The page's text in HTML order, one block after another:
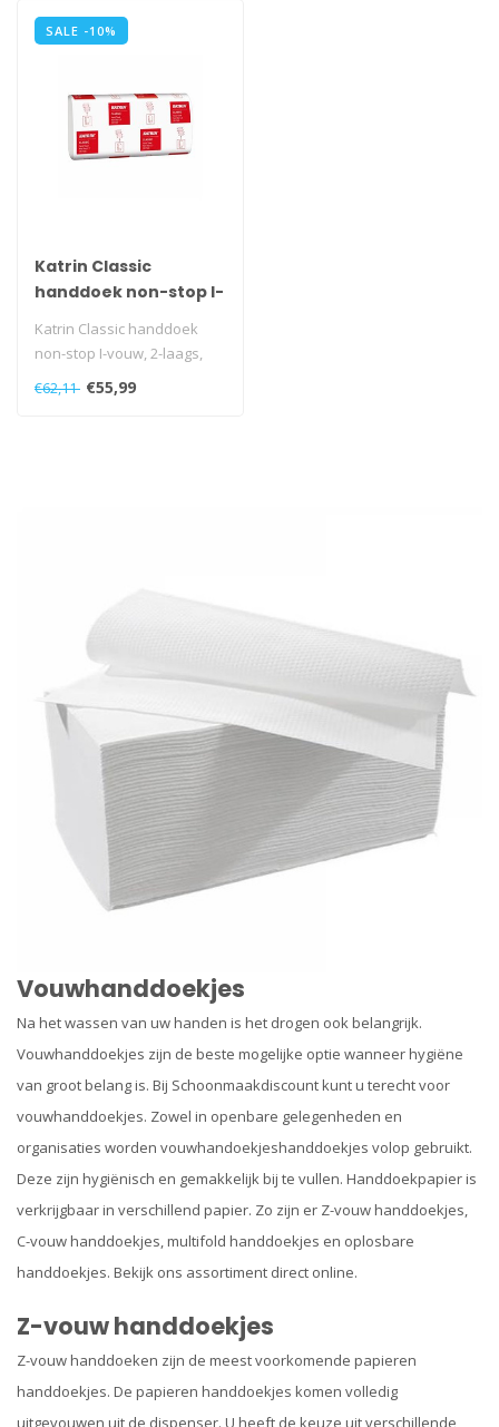
SALE -10%
Katrin Classic
handdoek non-stop I-
vouw, 2-laags, wit.
25x120 stuks.
Katrin Classic handdoek
non-stop I-vouw, 2-laags,
wit. 25x120 stuks...
€62,11 €55,99
Vouwhanddoekjes
Na het wassen van uw handen is het drogen ook belangrijk.
Vouwhanddoekjes zijn de beste mogelijke optie wanneer hygiëne
van groot belang is. Bij Schoonmaakdiscount kunt u terecht voor
vouwhanddoekjes. Zowel in openbare gelegenheden en
organisaties worden vouwhandoekjeshanddoekjes volop gebruikt.
Deze zijn hygiënisch en gemakkelijk bij te vullen. Handdoekpapier is
verkrijgbaar in verschillend papier. Zo zijn er Z-vouw handdoekjes,
C-vouw handdoekjes, multifold handdoekjes en oplosbare
handdoekjes. Bekijk ons assortiment direct online.
Z-vouw handdoekjes
Z-vouw handdoeken zijn de meest voorkomende papieren
handdoekjes. De papieren handdoekjes komen volledig